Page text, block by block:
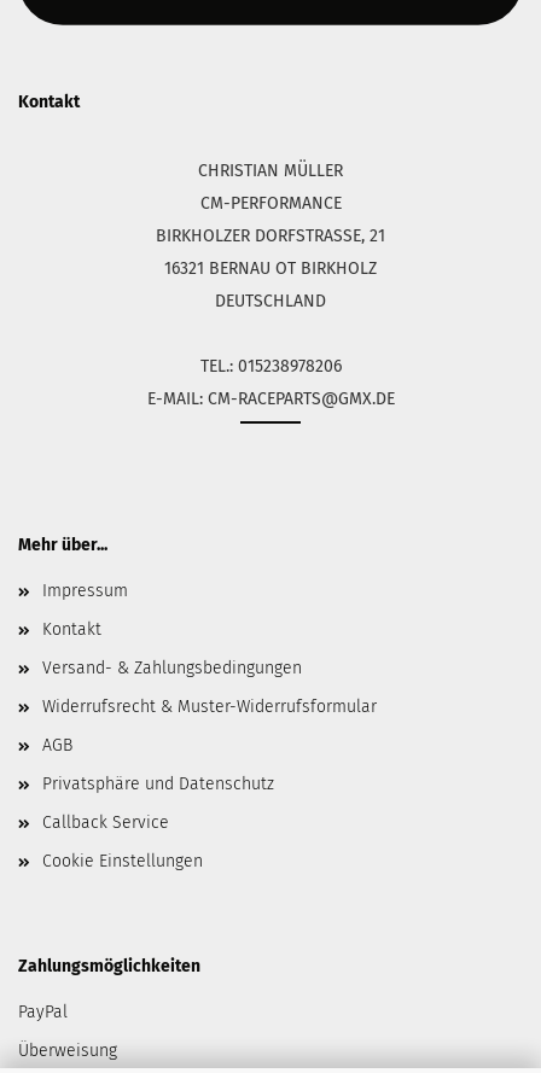
Kontakt
CHRISTIAN MÜLLER
CM-PERFORMANCE
BIRKHOLZER DORFSTRASSE, 21
16321 BERNAU OT BIRKHOLZ
DEUTSCHLAND
TEL.: 015238978206
E-MAIL: CM-RACEPARTS@GMX.DE
Mehr über...
Impressum
Kontakt
Versand- & Zahlungsbedingungen
Widerrufsrecht & Muster-Widerrufsformular
AGB
Privatsphäre und Datenschutz
Callback Service
Cookie Einstellungen
Zahlungsmöglichkeiten
PayPal
Überweisung